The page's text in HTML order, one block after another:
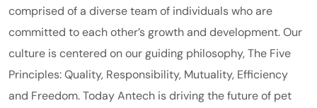
comprised of a diverse team of individuals who are
committed to each other’s growth and development. Our
culture is centered on our guiding philosophy, The Five
Principles: Quality, Responsibility, Mutuality, Efficiency
and Freedom. Today Antech is driving the future of pet